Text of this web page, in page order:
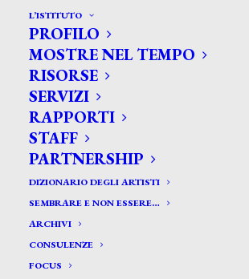
L’ISTITUTO
PROFILO
MOSTRE NEL TEMPO
RISORSE
SERVIZI
RAPPORTI
STAFF
PARTNERSHIP
DIZIONARIO DEGLI ARTISTI
SEMBRARE E NON ESSERE…
ARCHIVI
CONSULENZE
FOCUS
CERCA TRA GLI ARTISTI:
Search
for:
Dorigatti Angelo